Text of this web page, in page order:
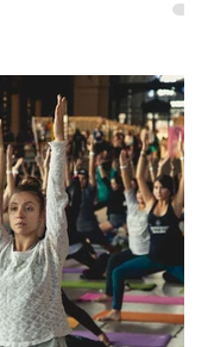
en 2025, el grupo
Estudio 13 con dos
y 15 de agosto de 2026,
quede con las ganas (de
en Colombia, Miami,